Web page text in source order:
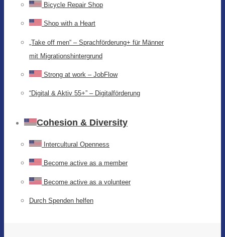
Bicycle Repair Shop
Shop with a Heart
„Take off men“ – Sprachförderung+ für Männer
mit Migrationshintergrund
Strong at work – JobFlow
“Digital & Aktiv 55+” – Digitalförderung
Cohesion & Diversity
Intercultural Openness
Become active as a member
Become active as a volunteer
Durch Spenden helfen